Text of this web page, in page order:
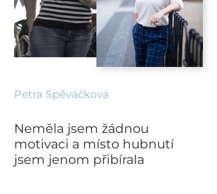
Petra Spěváčková
Neměla jsem žádnou
motivaci a místo hubnutí
jsem jenom přibírala